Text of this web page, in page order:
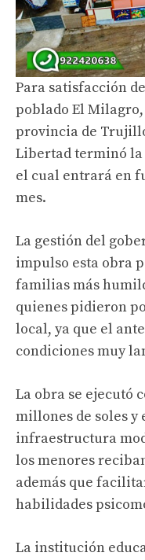
Para satisfacción
poblado El
provincia de
Libertad terminó la
el cual entrará en
mes.
La gestión del
impulso esta obra
familias más
quienes pidieron
local, ya que el
condiciones muy
La obra se ejecutó
millones de soles y
infraestructura
los menores
además que
habilidades
La institución